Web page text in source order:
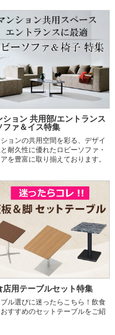
ション 共用部/エントランス
ファ＆イス特集
ョンの共用空間を彩る、デザイ
耐久性に優れたロビーソファ・
を豊富に取り揃えております。
店用テーブルセット特集
ル選びに迷ったらこちら！飲食
すすめのセットテーブルをご紹